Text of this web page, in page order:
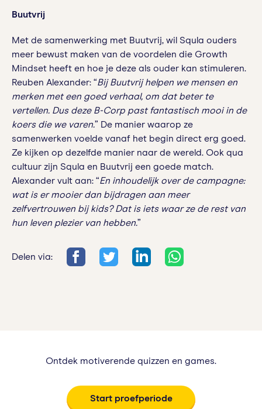
Buutvrij
Met de samenwerking met Buutvrij, wil Squla ouders
meer bewust maken van de voordelen die Growth
Mindset heeft en hoe je deze als ouder kan stimuleren.
Reuben Alexander: “Bij Buutvrij helpen we mensen en
merken met een goed verhaal, om dat beter te
vertellen. Dus deze B-Corp past fantastisch mooi in de
koers die we varen.” De manier waarop ze
samenwerken voelde vanaf het begin direct erg goed.
Ze kijken op dezelfde manier naar de wereld. Ook qua
cultuur zijn Squla en Buutvrij een goede match.
Alexander vult aan: “En inhoudelijk over de campagne:
wat is er mooier dan bijdragen aan meer
zelfvertrouwen bij kids? Dat is iets waar ze de rest van
hun leven plezier van hebben.”
Delen via:
Ontdek motiverende quizzen en games.
Start proefperiode